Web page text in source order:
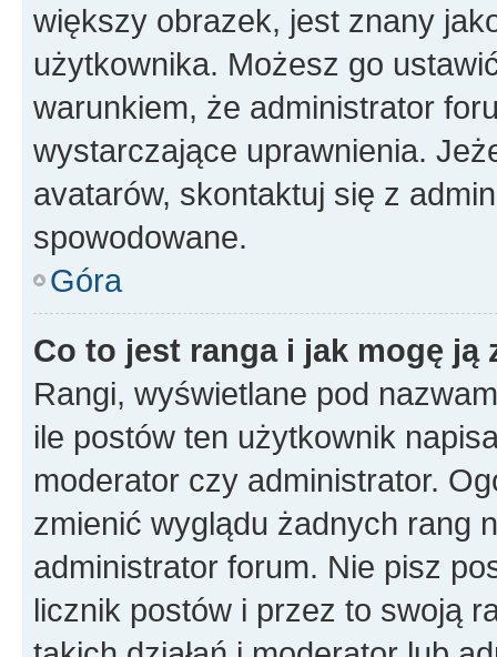
większy obrazek, jest znany
użytkownika. Możesz go
warunkiem, że administrator
wystarczające uprawnienia.
avatarów, skontaktuj się z
spowodowane.
Góra
Co to jest ranga i jak mogę ją
Rangi, wyświetlane pod
ile postów ten użytkownik
moderator czy administrator.
zmienić wyglądu żadnych rang
administrator forum. Nie pisz
licznik postów i przez to swoją